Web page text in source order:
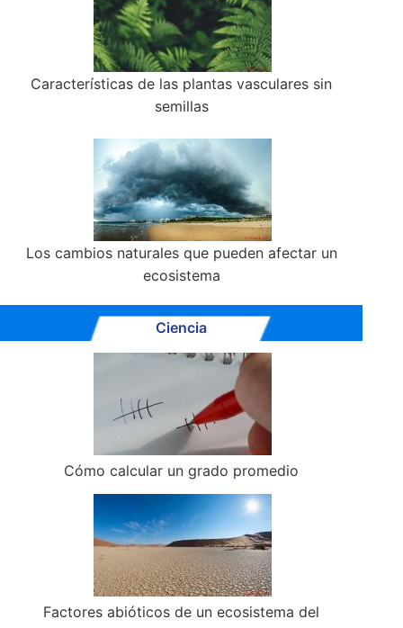
Características de las plantas vasculares sin
semillas
Los cambios naturales que pueden afectar un
ecosistema
Ciencia
Cómo calcular un grado promedio
Factores abióticos de un ecosistema del